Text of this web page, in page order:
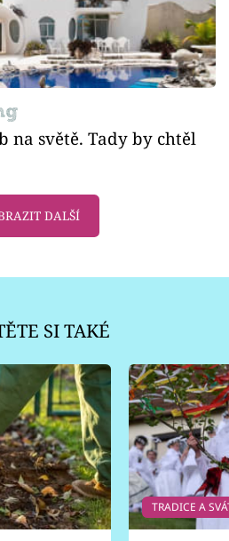
na světě. Tady by chtěl
DALŠÍ
SI TAKÉ
TRADICE A